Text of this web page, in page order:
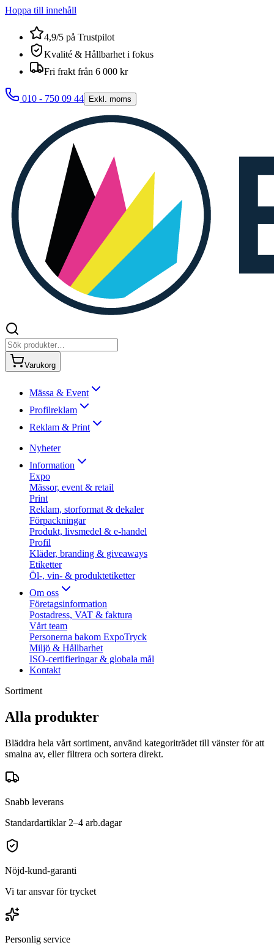
Hoppa till innehåll
4,9/5 på Trustpilot
Kvalité & Hållbarhet i fokus
Fri frakt från 6 000 kr
010 - 750 09 44 Exkl. moms
Varukorg
Mässa & Event
Profilreklam
Reklam & Print
Nyheter
Information
Expo
Mässor, event & retail
Print
Reklam, storformat & dekaler
Förpackningar
Produkt, livsmedel & e-handel
Profil
Kläder, branding & giveaways
Etiketter
Öl-, vin- & produktetiketter
Om oss
Företagsinformation
Postadress, VAT & faktura
Vårt team
Personerna bakom ExpoTryck
Miljö & Hållbarhet
ISO-certifieringar & globala mål
Kontakt
Sortiment
Alla produkter
Bläddra hela vårt sortiment, använd kategoriträdet till vänster för att
smalna av, eller filtrera och sortera direkt.
Snabb leverans
Standardartiklar 2–4 arb.dagar
Nöjd-kund-garanti
Vi tar ansvar för trycket
Personlig service